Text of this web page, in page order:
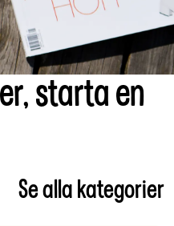
starta en
Se alla kategorier